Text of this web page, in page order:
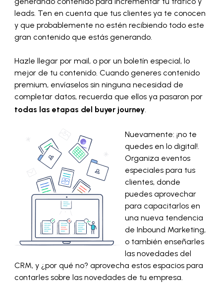
leads. Ten en cuenta que tus clientes ya te conocen
y que probablemente no estén recibiendo todo este
gran contenido que estás generando.
Hazle llegar por mail, o por un boletín especial, lo
mejor de tu contenido. Cuando generes contenido
premium, envíaselos sin ninguna necesidad de
completar datos, recuerda que ellos ya pasaron por
todas las etapas del buyer journey.
Nuevamente: ¡no te
quedes en lo digital!.
Organiza eventos
especiales para tus
clientes, donde
puedes aprovechar
para capacitarlos en
una nueva tendencia
de Inbound Marketing,
o también enseñarles
las novedades del
CRM, y ¿por qué no? aprovecha estos espacios para
contarles sobre las novedades de tu empresa.